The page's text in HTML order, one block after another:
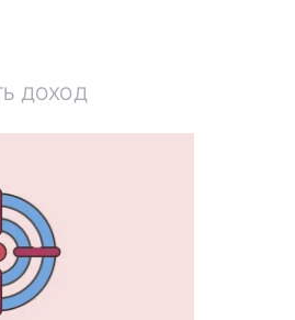
ДОХОД